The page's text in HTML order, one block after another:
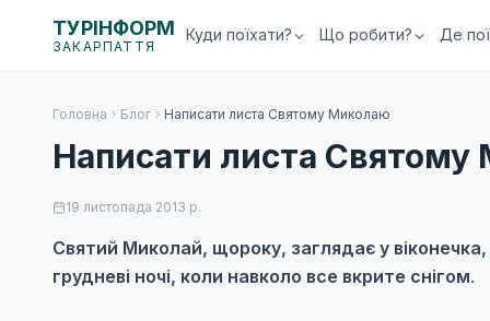
ТУРІНФОРМ
ЗАКАРПАТТЯ
Куди поїхати? Що робити? Де
Головна Блог Написати листа Святому Миколаю
Написати листа
19 листопада 2013 р.
Святий Миколай, щороку, заглядає у
грудневі ночі, коли навколо все вкрите снігом.